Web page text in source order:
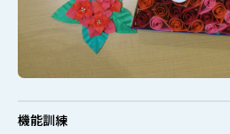
機能訓練